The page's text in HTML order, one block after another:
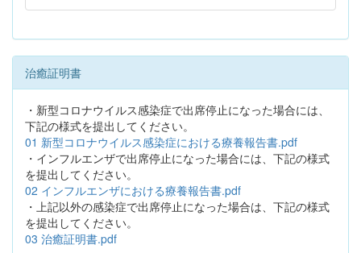
治癒証明書
・新型コロナウイルス感染症で出席停止になった場合には、
下記の様式を提出してください。
01 新型コロナウイルス感染症における療養報告書.pdf
・インフルエンザで出席停止になった場合には、下記の様式
を提出してください。
02 インフルエンザにおける療養報告書.pdf
・上記以外の感染症で出席停止になった場合は、下記の様式
を提出してください。
03 治癒証明書.pdf